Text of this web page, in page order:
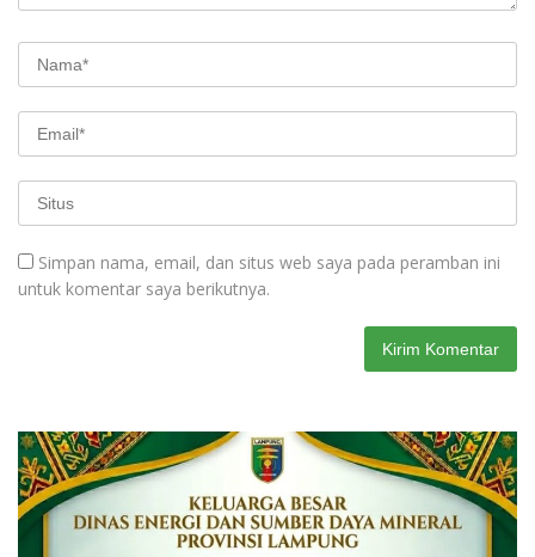
Simpan nama, email, dan situs web saya pada peramban ini
untuk komentar saya berikutnya.